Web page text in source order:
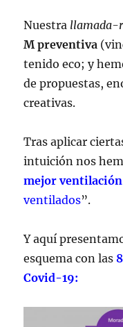
Nuestra llamada-
M preventiva
tenido eco; y
de propuestas,
creativas.
Tras aplicar
intuición nos
mejor
ventilados”.
Y aquí
esquema con las
Covid-19: